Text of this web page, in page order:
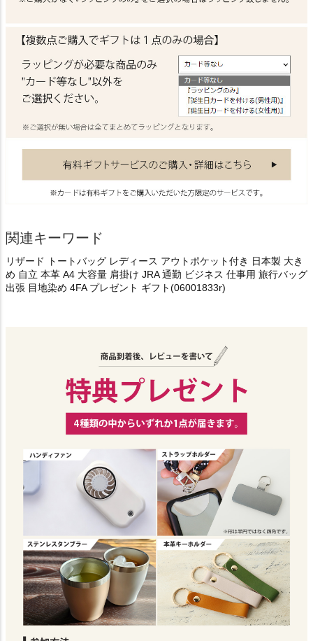
関連キーワード
リザード トートバッグ レディース アウトポケット付き 日本製 大き
め 自立 本革 A4 大容量 肩掛け JRA 通勤 ビジネス 仕事用 旅行バッグ
出張 目地染め 4FA プレゼント ギフト(06001833r)